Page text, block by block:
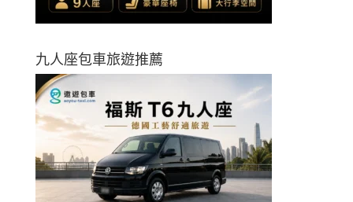
九人座包車旅遊推薦